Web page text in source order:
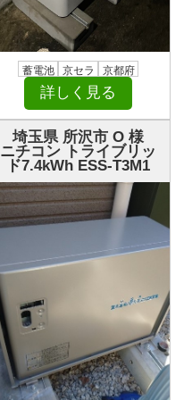
蓄電池 京セラ 京都府
詳しく見る
埼玉県 所沢市 О 様
ニチコン トライブリッ
ド7.4kWh ESS-T3M1